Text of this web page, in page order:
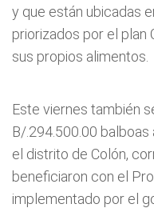
y que están ubicadas
priorizados por el plan
sus propios alimentos.
Este viernes también
B/.294.500.00
el distrito de Colón,
beneficiaron con el
implementado por el